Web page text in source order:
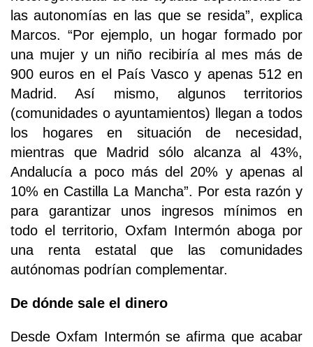
las autonomías en las que se resida”, explica
Marcos. “Por ejemplo, un hogar formado por
una mujer y un niño recibiría al mes más de
900 euros en el País Vasco y apenas 512 en
Madrid. Así mismo, algunos territorios
(comunidades o ayuntamientos) llegan a todos
los hogares en situación de necesidad,
mientras que Madrid sólo alcanza al 43%,
Andalucía a poco más del 20% y apenas al
10% en Castilla La Mancha”. Por esta razón y
para garantizar unos ingresos mínimos en
todo el territorio, Oxfam Intermón aboga por
una renta estatal que las comunidades
autónomas podrían complementar.
De dónde sale el dinero
Desde Oxfam Intermón se afirma que acabar